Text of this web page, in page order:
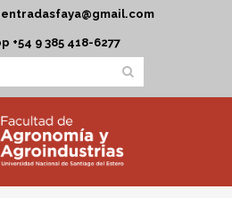
+54 9 385 418-6277